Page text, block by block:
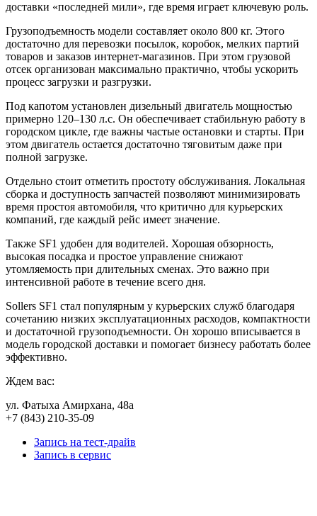
доставки «последней мили», где время играет ключевую роль.
Грузоподъемность модели составляет около 800 кг. Этого
достаточно для перевозки посылок, коробок, мелких партий
товаров и заказов интернет-магазинов. При этом грузовой
отсек организован максимально практично, чтобы ускорить
процесс загрузки и разгрузки.
Под капотом установлен дизельный двигатель мощностью
примерно 120–130 л.с. Он обеспечивает стабильную работу в
городском цикле, где важны частые остановки и старты. При
этом двигатель остается достаточно тяговитым даже при
полной загрузке.
Отдельно стоит отметить простоту обслуживания. Локальная
сборка и доступность запчастей позволяют минимизировать
время простоя автомобиля, что критично для курьерских
компаний, где каждый рейс имеет значение.
Также SF1 удобен для водителей. Хорошая обзорность,
высокая посадка и простое управление снижают
утомляемость при длительных сменах. Это важно при
интенсивной работе в течение всего дня.
Sollers SF1 стал популярным у курьерских служб благодаря
сочетанию низких эксплуатационных расходов, компактности
и достаточной грузоподъемности. Он хорошо вписывается в
модель городской доставки и помогает бизнесу работать более
эффективно.
Ждем вас:
ул. Фатыха Амирхана, 48а
+7 (843) 210-35-09
Запись на тест-драйв
Запись в сервис